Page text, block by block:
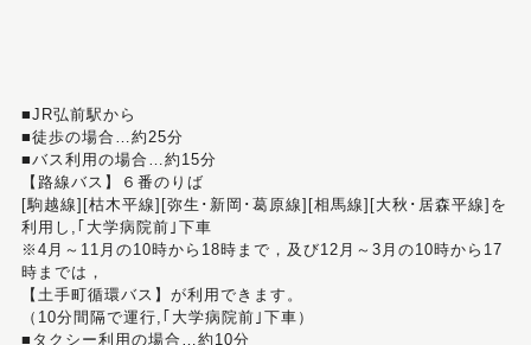
■JR弘前駅から
■徒歩の場合…約25分
■バス利用の場合…約15分
【路線バス】６番のりば
[駒越線][枯木平線][弥生･新岡･葛原線][相馬線][大秋･居森平線]を
利用し,｢大学病院前｣下車
※4月～11月の10時から18時まで，及び12月～3月の10時から17
時までは，
【土手町循環バス】が利用できます。
（10分間隔で運行,｢大学病院前｣下車）
■タクシー利用の場合…約10分